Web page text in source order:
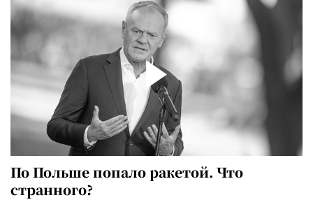
По Польше попало ракетой. Что
странного?